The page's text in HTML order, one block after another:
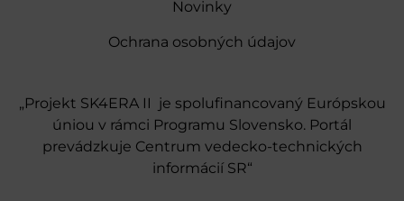
Novinky
Ochrana osobných údajov
„Projekt SK4ERA II je spolufinancovaný Európskou
úniou v rámci Programu Slovensko. Portál
prevádzkuje Centrum vedecko-technických
informácií SR“